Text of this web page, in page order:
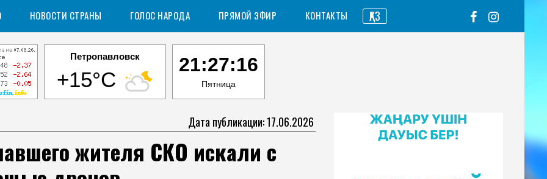
НОВОСТИ СТРАНЫ ГОЛОС НАРОДА ПРЯМОЙ ЭФИР КОНТАКТЫ ҚАЗ
Петропавловск
+15°C
21:27:17
Пятница
Дата публикации: 17.06.2026
жителя СКО искали с